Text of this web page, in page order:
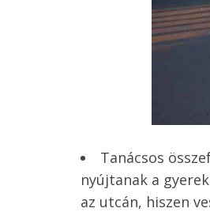
Tanácsos
nyújtanak a
az utcán, hiszen